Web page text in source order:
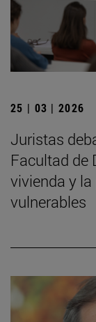
25 | 03 | 2026
Juristas
Facultad de
vivienda y
vulnerables